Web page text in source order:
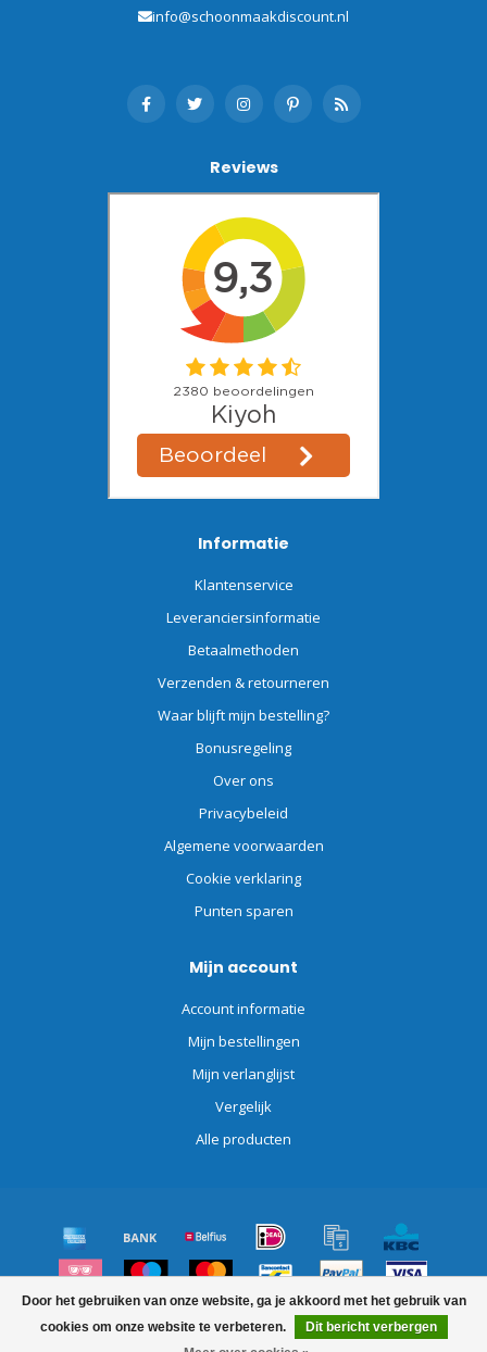
Door het gebruiken van onze website, ga je akkoord met het gebruik van
cookies om onze website te verbeteren.
Dit bericht verbergen
info@schoonmaakdiscount.nl
Reviews
Informatie
Klantenservice
Leveranciersinformatie
Betaalmethoden
Verzenden & retourneren
Waar blijft mijn bestelling?
Bonusregeling
Over ons
Privacybeleid
Algemene voorwaarden
Cookie verklaring
Punten sparen
Mijn account
Account informatie
Mijn bestellingen
Mijn verlanglijst
Vergelijk
Alle producten
© Copyright 2026 Schoonmaakdiscount.nl